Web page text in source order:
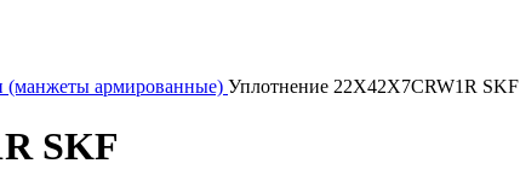
(манжеты армированные) Уплотнение 22X42X7CRW1R SKF
SKF